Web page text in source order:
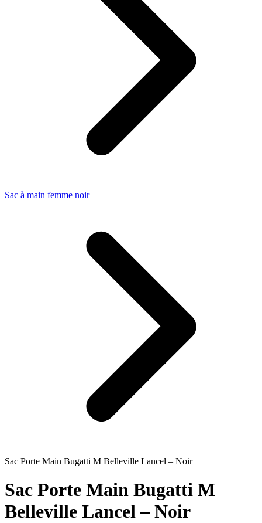
Sac à main femme noir
Sac Porte Main Bugatti M Belleville Lancel – Noir
Sac Porte Main Bugatti M
Belleville Lancel – Noir